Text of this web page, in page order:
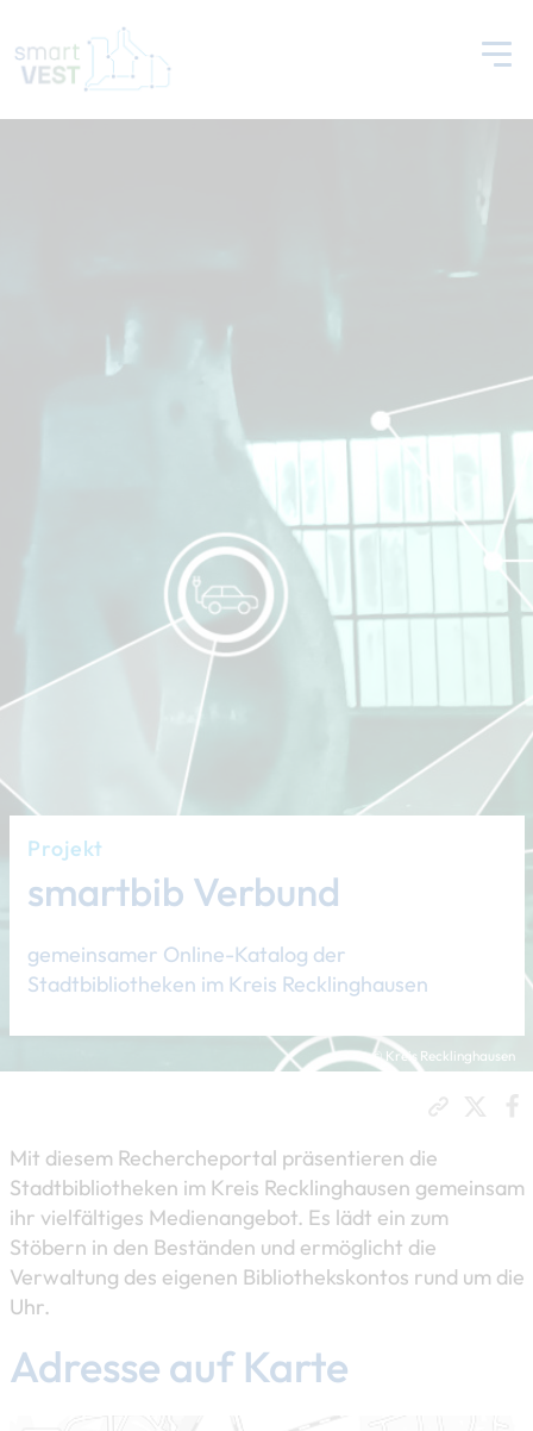
© Kreis Recklinghausen
Projekt
smartbib Verbund
gemeinsamer Online-Katalog der
Stadtbibliotheken im Kreis Recklinghausen
Mit diesem Rechercheportal präsentieren die
Stadtbibliotheken im Kreis Recklinghausen gemeinsam
ihr vielfältiges Medienangebot. Es lädt ein zum
Stöbern in den Beständen und ermöglicht die
Verwaltung des eigenen Bibliothekskontos rund um die
Uhr.
Adresse auf Karte